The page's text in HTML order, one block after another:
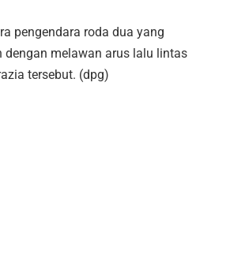
pengendara roda dua yang
dengan melawan arus lalu lintas
tersebut. (dpg)